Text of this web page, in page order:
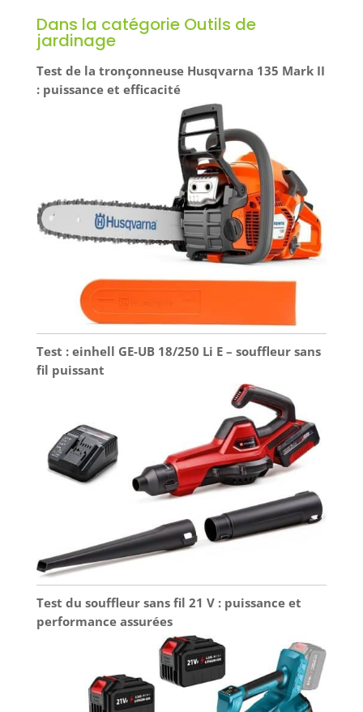
Dans la catégorie Outils de
jardinage
Test de la tronçonneuse Husqvarna 135 Mark II
: puissance et efficacité
Test : einhell GE-UB 18/250 Li E – souffleur sans
fil puissant
Test du souffleur sans fil 21 V : puissance et
performance assurées